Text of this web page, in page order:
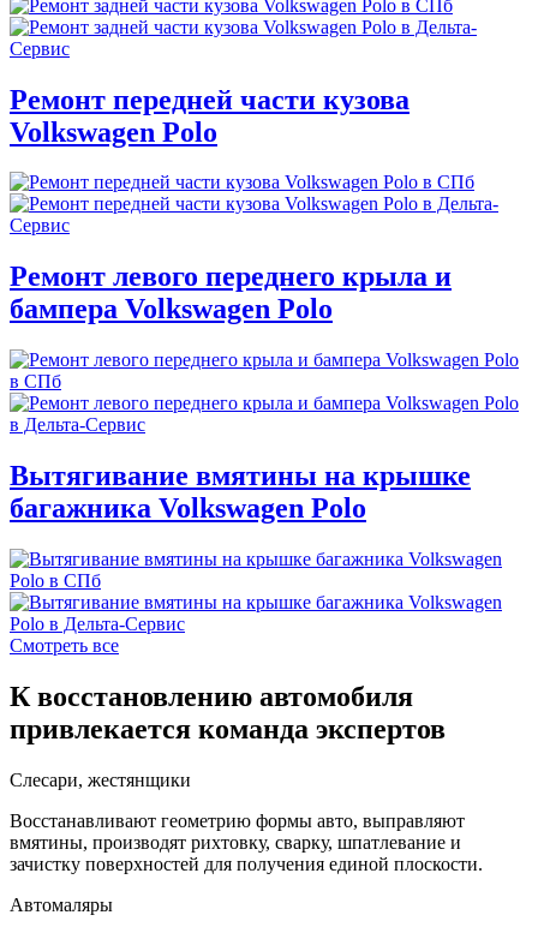
Ремонт передней части кузова
Volkswagen Polo
Ремонт левого переднего крыла и
бампера Volkswagen Polo
Вытягивание вмятины на крышке
багажника Volkswagen Polo
Смотреть все
К восстановлению автомобиля
привлекается команда экспертов
Слесари, жестянщики
Восстанавливают геометрию формы авто, выправляют
вмятины, производят рихтовку, сварку, шпатлевание и
зачистку поверхностей для получения единой плоскости.
Автомаляры